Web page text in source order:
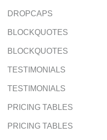
DROPCAPS
BLOCKQUOTES
BLOCKQUOTES
TESTIMONIALS
TESTIMONIALS
PRICING TABLES
PRICING TABLES